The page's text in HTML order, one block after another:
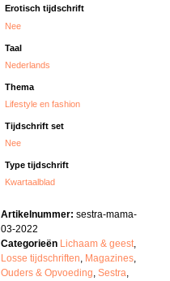
Erotisch tijdschrift
Nee
Taal
Nederlands
Thema
Lifestyle en fashion
Tijdschrift set
Nee
Type tijdschrift
Kwartaalblad
Artikelnummer: sestra-mama-
03-2022
Categorieën Lichaam & geest,
Losse tijdschriften, Magazines,
Ouders & Opvoeding, Sestra,